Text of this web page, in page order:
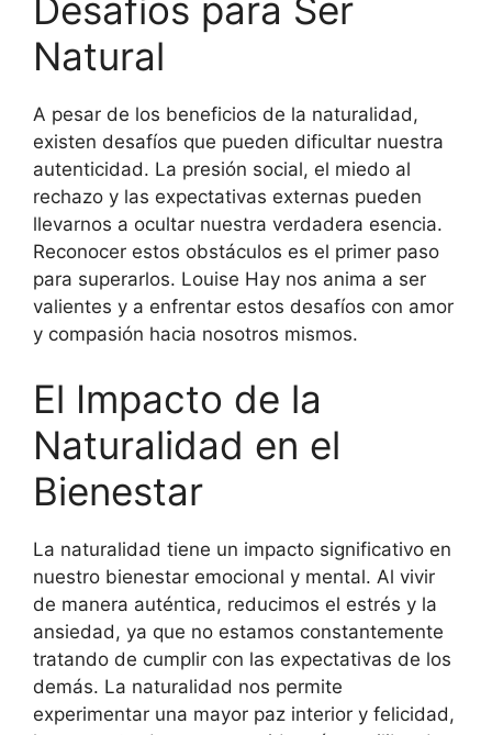
Desafíos para Ser
Natural
A pesar de los beneficios de la naturalidad,
existen desafíos que pueden dificultar nuestra
autenticidad. La presión social, el miedo al
rechazo y las expectativas externas pueden
llevarnos a ocultar nuestra verdadera esencia.
Reconocer estos obstáculos es el primer paso
para superarlos. Louise Hay nos anima a ser
valientes y a enfrentar estos desafíos con amor
y compasión hacia nosotros mismos.
El Impacto de la
Naturalidad en el
Bienestar
La naturalidad tiene un impacto significativo en
nuestro bienestar emocional y mental. Al vivir
de manera auténtica, reducimos el estrés y la
ansiedad, ya que no estamos constantemente
tratando de cumplir con las expectativas de los
demás. La naturalidad nos permite
experimentar una mayor paz interior y felicidad,